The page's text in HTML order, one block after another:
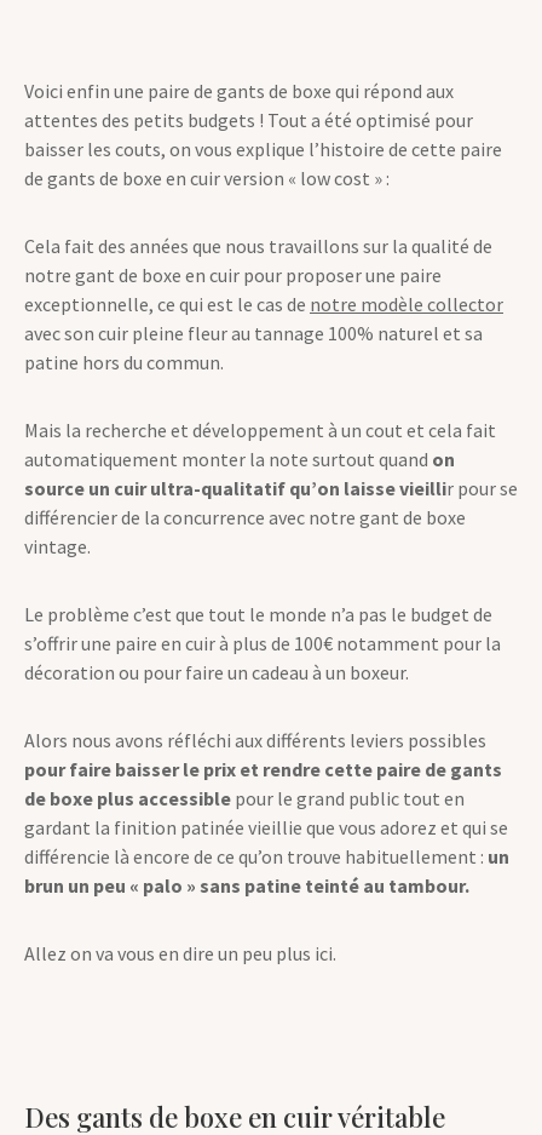
Voici enfin une paire de gants de boxe qui répond aux
attentes des petits budgets ! Tout a été optimisé pour
baisser les couts, on vous explique l’histoire de cette paire
Cela fait des années que nous travaillons sur la qualité de
notre gant de boxe en cuir pour proposer une paire
exceptionnelle, ce qui est le cas denotre modèle collector
avec son cuir pleine fleur au tannage 100% naturel et sa
Mais la recherche et développement à un cout et cela fait
automatiquement monter la note surtout quandon
source un cuir ultra-qualitatif qu’on laisse vieillir pour se
différencier de la concurrence avec notre gant de boxe
Le problème c’est que tout le monde n’a pas le budget de
s’offrir une paire en cuir à plus de 100€ notamment pour la
Alors nous avons réfléchi aux différents leviers possibles
pour faire baisser le prix et rendre cette paire de gants
de boxe plus accessiblepour le grand public tout en
gardant la finition patinée vieillie que vous adorez et qui se
différencie là encore de ce qu’on trouve habituellement :